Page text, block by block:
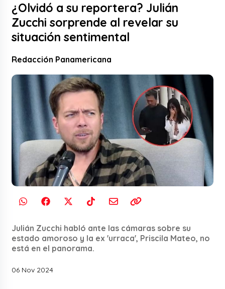
¿Olvidó a su reportera? Julián
Zucchi sorprende al revelar su
situación sentimental
Redacción Panamericana
Julián Zucchi habló ante las cámaras sobre su
estado amoroso y la ex 'urraca', Priscila Mateo, no
está en el panorama.
06 Nov 2024